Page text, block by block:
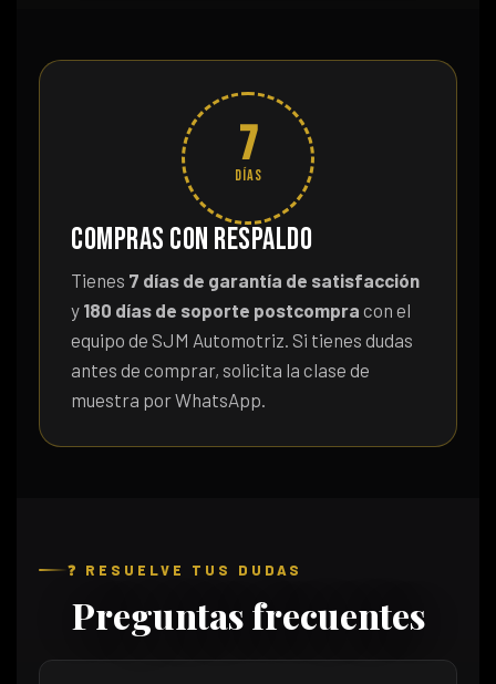
7
DÍAS
Compras con respaldo
Tienes 7 días de garantía de satisfacción
y 180 días de soporte postcompra con el
equipo de SJM Automotriz. Si tienes dudas
antes de comprar, solicita la clase de
muestra por WhatsApp.
❓ RESUELVE TUS DUDAS
Preguntas frecuentes